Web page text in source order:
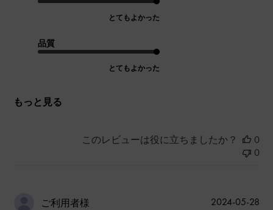
とてもよかった
品質
とてもよかった
もっと見る
このレビューは役に立ちましたか？
0
0
ご利用者様
公
2024-05-28